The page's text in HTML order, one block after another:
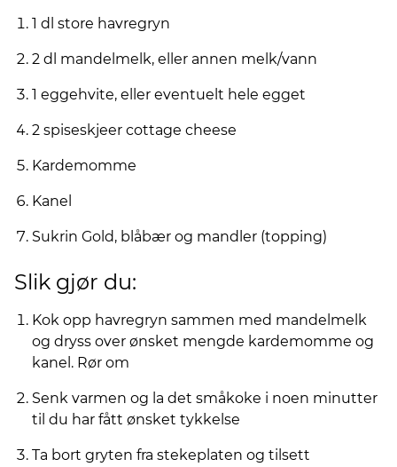
1 dl store havregryn
2 dl mandelmelk, eller annen melk/vann
1 eggehvite, eller eventuelt hele egget
2 spiseskjeer cottage cheese
Kardemomme
Kanel
Sukrin Gold, blåbær og mandler (topping)
Slik gjør du:
Kok opp havregryn sammen med mandelmelk
og dryss over ønsket mengde kardemomme og
kanel. Rør om
Senk varmen og la det småkoke i noen minutter
til du har fått ønsket tykkelse
Ta bort gryten fra stekeplaten og tilsett